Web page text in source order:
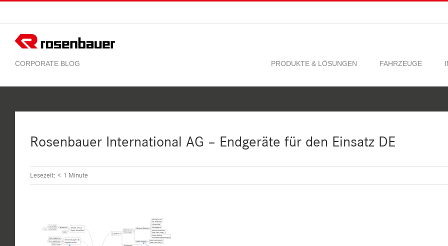
springen
PRODUKTE & LÖSUNGEN FAHRZEUGE
Rosenbauer International AG – Endgeräte für den Einsatz DE
Lesezeit: < 1 Minute